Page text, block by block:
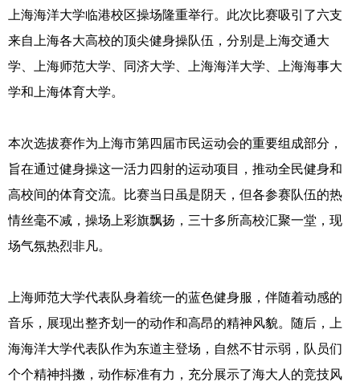
上海海洋大学临港校区操场隆重举行。此次比赛吸引了六支
来自上海各大高校的顶尖健身操队伍，分别是上海交通大
学、上海师范大学、同济大学、上海海洋大学、上海海事大
学和上海体育大学。
本次选拔赛作为上海市第四届市民运动会的重要组成部分，
旨在通过健身操这一活力四射的运动项目，推动全民健身和
高校间的体育交流。比赛当日虽是阴天，但各参赛队伍的热
情丝毫不减，操场上彩旗飘扬，三十多所高校汇聚一堂，现
场气氛热烈非凡。
上海师范大学代表队身着统一的蓝色健身服，伴随着动感的
音乐，展现出整齐划一的动作和高昂的精神风貌。随后，上
海海洋大学代表队作为东道主登场，自然不甘示弱，队员们
个个精神抖擞，动作标准有力，充分展示了海大人的竞技风